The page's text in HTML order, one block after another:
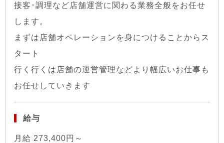
接客･調理など店舗運営に関わる業務全般をお任せ
します。
まずは店舗オペレーションを身につけることからス
タート
行く行くは店舗の運営管理などより幅広いお仕事も
お任せしていきます
給与
月給 273,400円～